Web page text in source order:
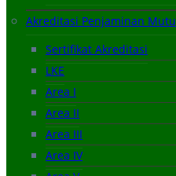
Akreditasi Penjaminan Mutu
Sertifikat Akreditasi
LKE
Area I
Area II
Area III
Area IV